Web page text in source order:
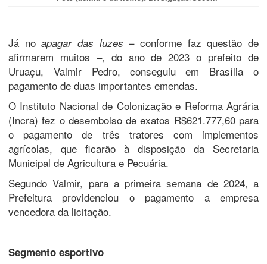
Já noapagar das luzes – conforme faz questão de
afirmarem muitos –, do ano de 2023 o prefeito de
Uruaçu, Valmir Pedro, conseguiu em Brasília o
pagamento de duas importantes emendas.
O Instituto Nacional de Colonização e Reforma Agrária
(Incra) fez o desembolso de exatos R$621.777,60 para
o pagamento de três tratores com implementos
agrícolas, que ficarão à disposição da Secretaria
Municipal de Agricultura e Pecuária.
Segundo Valmir, para a primeira semana de 2024, a
Prefeitura providenciou o pagamento a empresa
vencedora da licitação.
Segmento esportivo